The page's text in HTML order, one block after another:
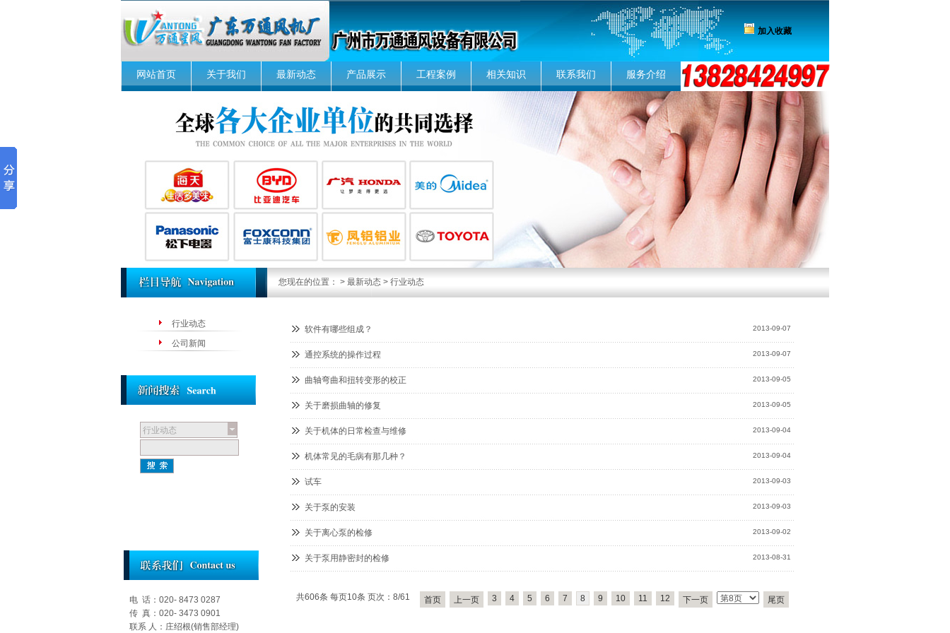
网站首页 关于我们 最新动态 产品展示 工程案例 相关知识 联系我们 服务介绍
加入收藏
软件有哪些组成？ 2013-09-07
通控系统的操作过程 2013-09-07
曲轴弯曲和扭转变形的校正 2013-09-05
关于磨损曲轴的修复 2013-09-05
关于机体的日常检查与维修 2013-09-04
机体常见的毛病有那几种？ 2013-09-04
试车 2013-09-03
关于泵的安装 2013-09-03
关于离心泵的检修 2013-09-02
关于泵用静密封的检修 2013-08-31
共606条 每页10条 页次：8/61 首页 上一页 3 4 5 6 7 8 9 10 11 12 下一页 尾页
行业动态
公司新闻
行业动态
您现在的位置： > 最新动态 > 行业动态
电 话：020- 8473 0287
传 真：020- 3473 0901
联系 人：庄绍根(销售部经理)